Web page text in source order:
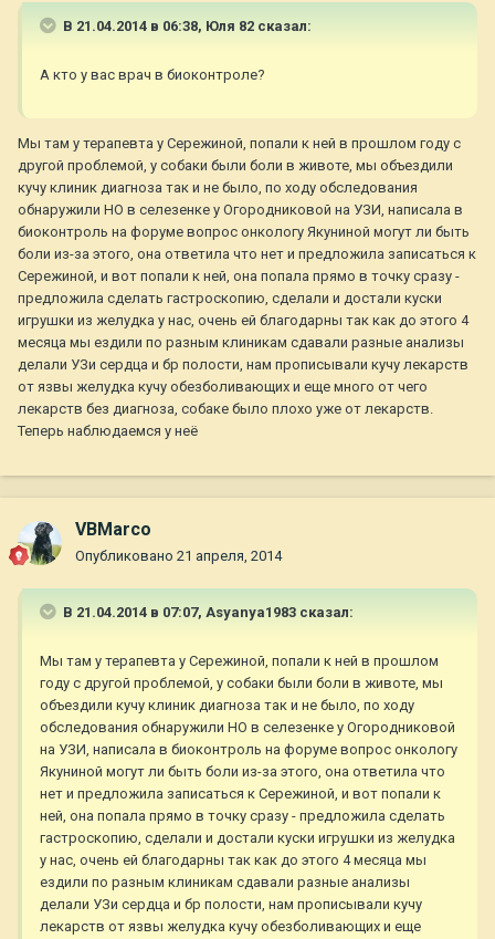
В 21.04.2014 в 06:38, Юля 82 сказал:
А кто у вас врач в биоконтроле?
Мы там у терапевта у Сережиной, попали к ней в прошлом году с
другой проблемой, у собаки были боли в животе, мы объездили
кучу клиник диагноза так и не было, по ходу обследования
обнаружили НО в селезенке у Огородниковой на УЗИ, написала в
биоконтроль на форуме вопрос онкологу Якуниной могут ли быть
боли из-за этого, она ответила что нет и предложила записаться к
Сережиной, и вот попали к ней, она попала прямо в точку сразу -
предложила сделать гастроскопию, сделали и достали куски
игрушки из желудка у нас, очень ей благодарны так как до этого 4
месяца мы ездили по разным клиникам сдавали разные анализы
делали УЗи сердца и бр полости, нам прописывали кучу лекарств
от язвы желудка кучу обезболивающих и еще много от чего
лекарств без диагноза, собаке было плохо уже от лекарств.
Теперь наблюдаемся у неё
VBMarco
Опубликовано 21 апреля, 2014
В 21.04.2014 в 07:07, Asyanya1983 сказал:
Мы там у терапевта у Сережиной, попали к ней в прошлом
году с другой проблемой, у собаки были боли в животе, мы
объездили кучу клиник диагноза так и не было, по ходу
обследования обнаружили НО в селезенке у Огородниковой
на УЗИ, написала в биоконтроль на форуме вопрос онкологу
Якуниной могут ли быть боли из-за этого, она ответила что
нет и предложила записаться к Сережиной, и вот попали к
ней, она попала прямо в точку сразу - предложила сделать
гастроскопию, сделали и достали куски игрушки из желудка
у нас, очень ей благодарны так как до этого 4 месяца мы
ездили по разным клиникам сдавали разные анализы
делали УЗи сердца и бр полости, нам прописывали кучу
лекарств от язвы желудка кучу обезболивающих и еще